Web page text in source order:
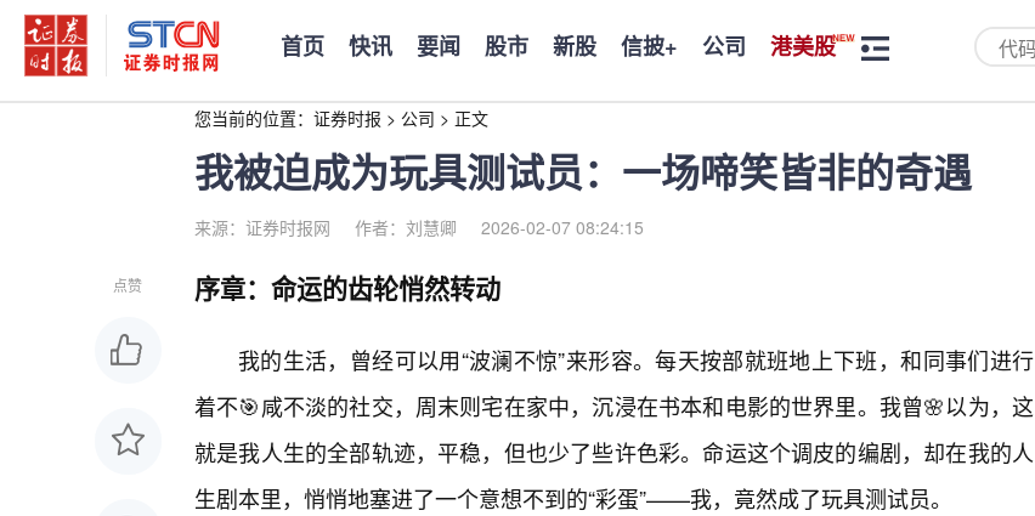
首页 快讯 要闻 股市 新股 信披+ 公司 港美股
您当前的位置： 证券时报 > 公司 > 正文
我被迫成为玩具测试员：一场啼笑皆非的奇遇
来源：证券时报网 作者：刘慧卿 2026-02-07 08:24:15
点赞 序章：命运的齿轮悄然转动
我的生活，曾经可以用“波澜不惊”来形容。每天按部就班地上下班，和同事们进行
着不🎯咸不淡的社交，周末则宅在家中，沉浸在书本和电影的世界里。我曾🌸以为，这
就是我人生的全部轨迹，平稳，但也少了些许色彩。命运这个调皮的编剧，却在我的人
生剧本里，悄悄地塞进了一个意想不到的“彩蛋”——我，竟然成了玩具测试员。